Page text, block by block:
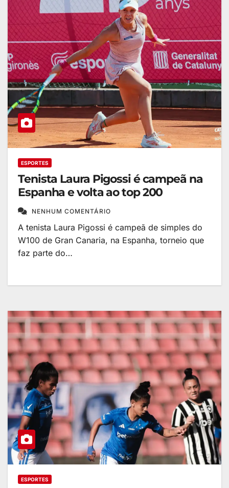
ESPORTES
Tenista Laura Pigossi é campeã na
Espanha e volta ao top 200
NENHUM COMENTÁRIO
A tenista Laura Pigossi é campeã de simples do
W100 de Gran Canaria, na Espanha, torneio que
faz parte do…
ESPORTES